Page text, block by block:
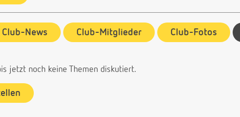
Club-News Club-Mitglieder Club-Fotos
jetzt noch keine Themen diskutiert.